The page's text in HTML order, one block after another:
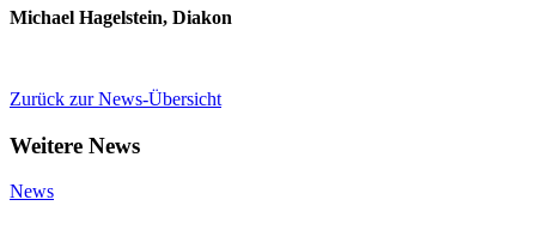
Michael Hagelstein, Diakon
Zurück zur News-Übersicht
Weitere News
News